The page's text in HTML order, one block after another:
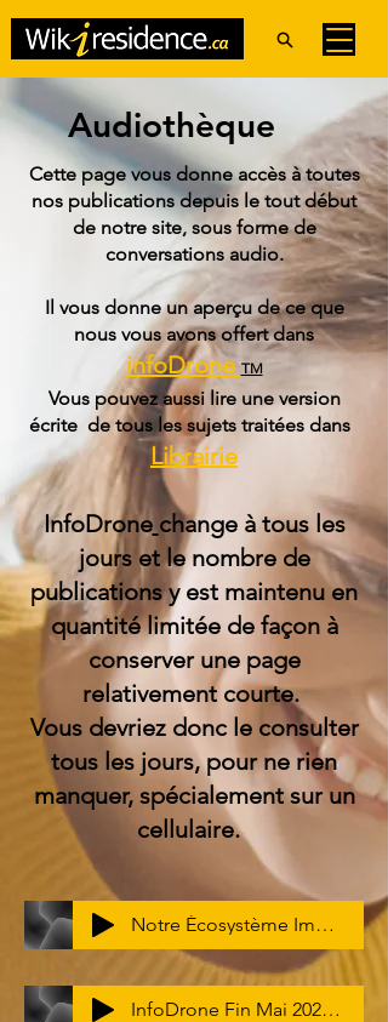
Audiothèque
Cette page vous donne accès à toutes
nos publications depuis le tout début
de notre site, sous forme de
conversations audio.
Il vous donne un aperçu de ce que
nous vous avons offert dans
infoDrone TM
Vous pouvez aussi lire une version
écrite de tous les sujets traitées dans
Librairie
InfoDrone change à tous les
jours et le nombre de
publications y est maintenu en
quantité limitée de façon à
conserver une page
relativement courte.
Vous devriez donc le consulter
tous les jours, pour ne rien
manquer, spécialement sur un
cellulaire.
Notre Écosystème Immobilier Montréalais
InfoDrone Fin Mai 2025 (1)